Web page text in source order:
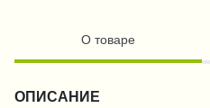
О товаре
ОПИСАНИЕ